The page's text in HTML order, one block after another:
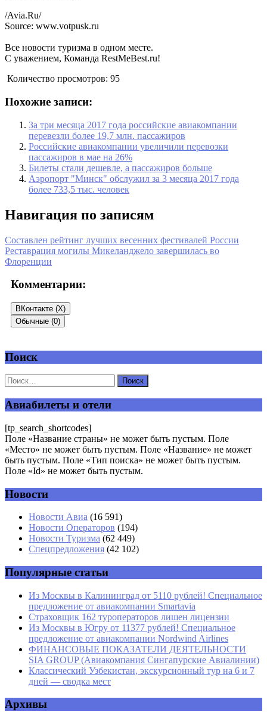
/Avia.Ru/
Source: www.votpusk.ru
Все новости туризма в одном месте.
С уважением, Команда RestMeBest.ru!
Количество просмотров: 95
Похожие записи:
За три месяца 2017 года российские авиакомпании
перевезли более 19,7 млн. пассажиров
Российские авиакомпании увеличили перевозки
пассажиров в мае на 26%
Билеты стали дешевле, а пассажиров больше
Аэропорт "Минск" обслужил за 3 месяца 2017 года
более 733,5 тыс. человек
Навигация по записям
Составлен рейтинг лучших весенних фестивалей России
Реставрация могилы Микеланджело завершилась во
Флоренции
Комментарии:
ВКонтакте (X)
Обычные (0)
Добавить комментарий
Ваш адрес email не будет опубликован.
Имя *
Email*
Поиск
Авиабилеты и отели
[tp_search_shortcodes]
Поле «Название страны» не может быть пустым. Поле
«Место» не может быть пустым. Поле «Название» не может
быть пустым. Поле «Тип поиска» не может быть пустым.
Поле «Id» не может быть пустым.
Новости
Новости Авиа (16 591)
Новости Операторов (194)
Новости Туризма (62 449)
Спецпредложения (42 102)
Популярные статьи
Из Москвы в Калининград от 5110 рублей! Специальное
предложение от авиакомпании Smartavia
Страховщик 162 туроператоров лишен лицензии
Из Москвы в Югру от 11377 рублей! Специальное
предложение от авиакомпании Nordwind Airlines
ФИНАНСОВЫЕ ПОКАЗАТЕЛИ ДЕЯТЕЛЬНОСТИ
SIA GROUP (Авиакомпания Сингапурские Авиалинии)
Классический Узбекистан, экскурсионный тур на 6 и 7
дней — сводка мест
Архивы